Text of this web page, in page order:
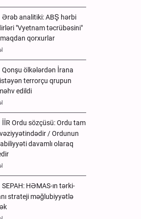
Ərəb analitiki: ABŞ hərbi
"Vyetnam təcrübəsini"
qorxurlar
Qonşu ölkələrdən İrana
terrorçu qrupun
edildi
İİR Ordu sözçüsü: Ordu tam
vəziyyətindədir / Ordunun
davamlı olaraq
SEPAH: HƏMAS-ın tərki-
strateji məğlubiyyətlə